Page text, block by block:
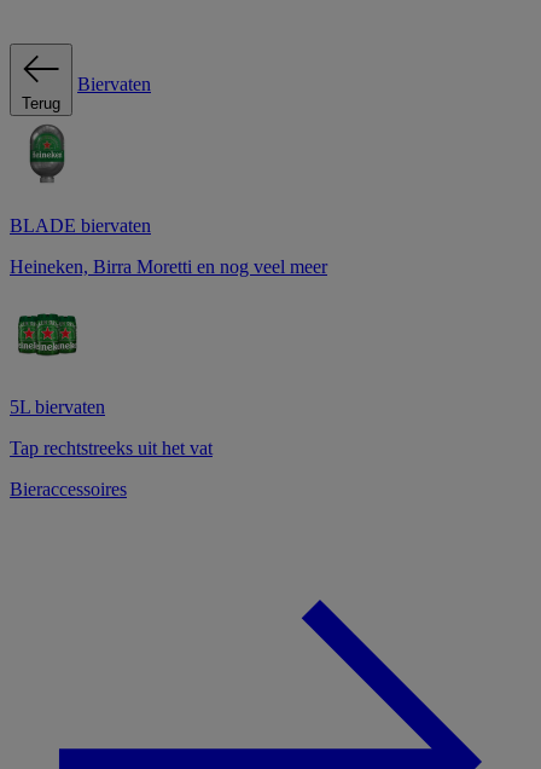
Terug
Biervaten
BLADE biervaten
Heineken, Birra Moretti en nog veel meer
5L biervaten
Tap rechtstreeks uit het vat
Bieraccessoires